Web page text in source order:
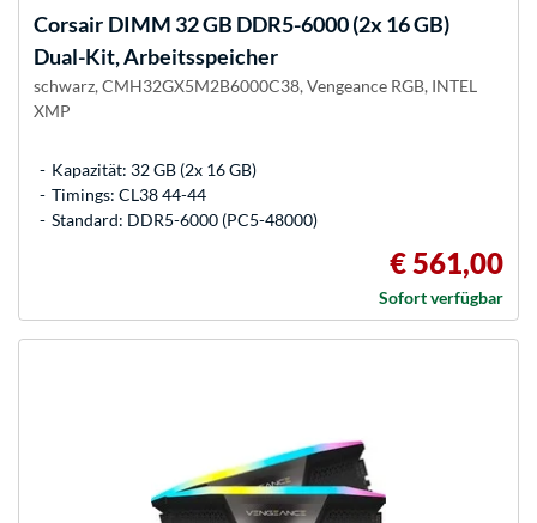
Corsair DIMM 32 GB DDR5-6000 (2x 16 GB)
Dual-Kit, Arbeitsspeicher
schwarz, CMH32GX5M2B6000C38, Vengeance RGB, INTEL
XMP
Kapazität: 32 GB (2x 16 GB)
Timings: CL38 44-44
Standard: DDR5-6000 (PC5-48000)
€ 561,00
Sofort verfügbar